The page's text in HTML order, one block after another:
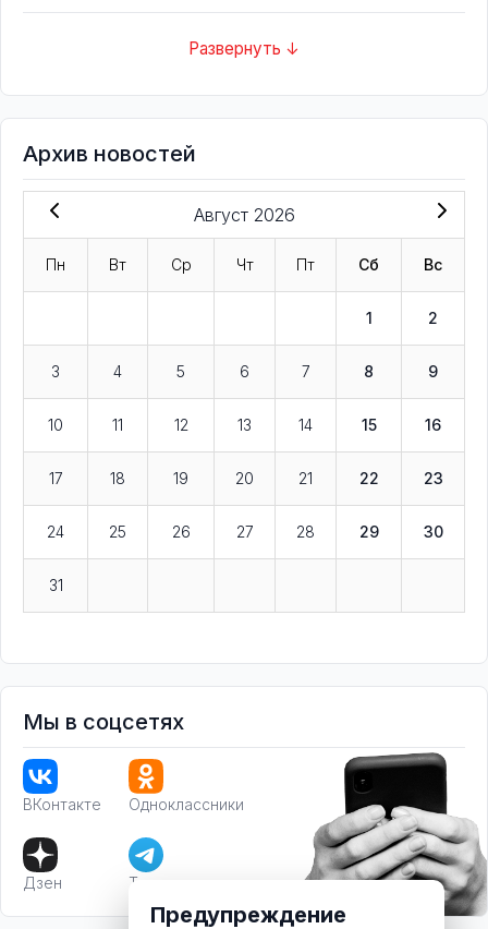
Развернуть ↓
Архив новостей
Август 2026
Пн Вт Ср Чт Пт Сб Вс
1 2
3 4 5 6 7 8 9
10 11 12 13 14 15 16
17 18 19 20 21 22 23
24 25 26 27 28 29 30
31
Мы в соцсетях
ВКонтакте Одноклассники
Дзен Телеграм
Предупреждение